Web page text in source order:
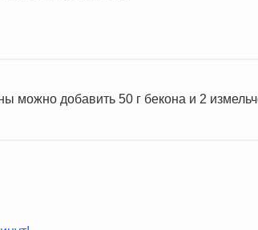
можно добавить 50 г бекона и 2